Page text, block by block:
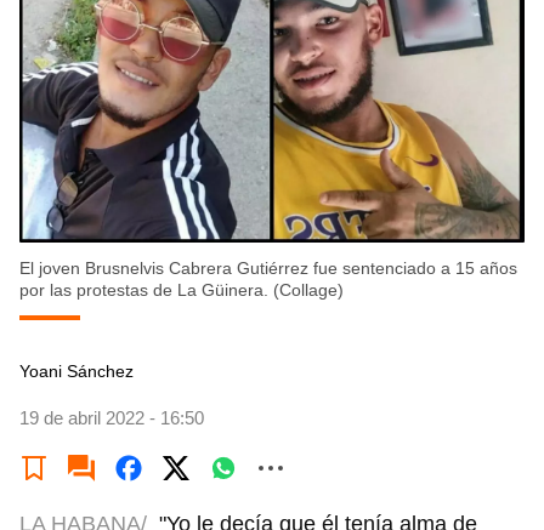
El joven Brusnelvis Cabrera Gutiérrez fue sentenciado a 15 años
por las protestas de La Güinera. (Collage)
Yoani Sánchez
19 de abril 2022 - 16:50
LA HABANA/ "Yo le decía que él tenía alma de